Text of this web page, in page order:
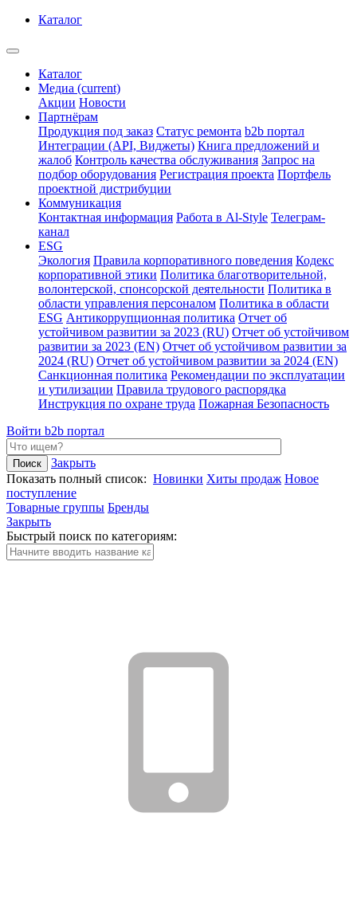
Каталог
Каталог
Медиа (current)
Акции Новости
Партнёрам
Продукция под заказ Статус ремонта b2b портал
Интеграции (API, Виджеты) Книга предложений и
жалоб Контроль качества обслуживания Запрос на
подбор оборудования Регистрация проекта Портфель
проектной дистрибуции
Коммуникация
Контактная информация Работа в Al-Style Телеграм-
канал
ESG
Экология Правила корпоративного поведения Кодекс
корпоративной этики Политика благотворительной,
волонтерской, спонсорской деятельности Политика в
области управления персоналом Политика в области
ESG Антикоррупционная политика Отчет об
устойчивом развитии за 2023 (RU) Отчет об устойчивом
развитии за 2023 (EN) Отчет об устойчивом развитии за
2024 (RU) Отчет об устойчивом развитии за 2024 (EN)
Санкционная политика Рекомендации по эксплуатации
и утилизации Правила трудового распорядка
Инструкция по охране труда Пожарная Безопасность
Войти b2b портал
Закрыть
Показать полный список: Новинки Хиты продаж Новое
поступление
Товарные группы Бренды
Закрыть
Быстрый поиск по категориям: